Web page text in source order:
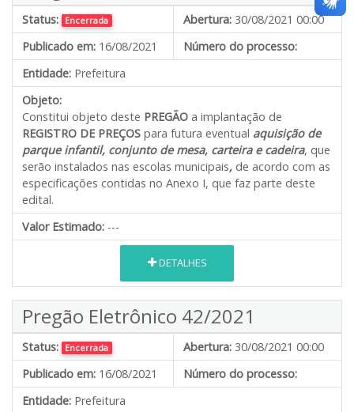
Status: Encerrada Abertura: 30/08/2021 00:00
Publicado em: 16/08/2021
Número do processo:
Entidade: Prefeitura
Objeto:
Constitui objeto deste PREGÃO a implantação de
REGISTRO DE PREÇOS para futura eventual aquisição de
parque infantil, conjunto de mesa, carteira e cadeira, que
serão instalados nas escolas municipais, de acordo com as
especificações contidas no Anexo I, que faz parte deste
edital.
Valor Estimado: ---
DETALHES
Pregão Eletrônico 42/2021
Status: Encerrada Abertura: 30/08/2021 00:00
Publicado em: 16/08/2021
Número do processo:
Entidade: Prefeitura